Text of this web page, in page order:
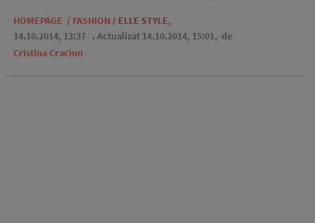
HOMEPAGE / FASHION / ELLE STYLE,
14.10.2014, 13:37 . Actualizat 14.10.2014, 15:01, de
Cristina Craciun